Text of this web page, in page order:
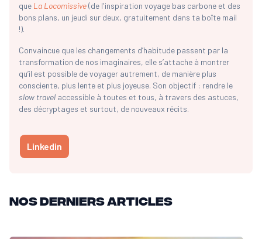
que La Locomissive(de l'inspiration voyage bas carbone et des
bons plans, un jeudi sur deux, gratuitement dans ta boîte mail
!).
Convaincue que les changements d’habitude passent par la
transformation de nos imaginaires, elle s’attache à montrer
qu’il est possible de voyager autrement, de manière plus
consciente, plus lente et plus joyeuse. Son objectif : rendre le
slow travel accessible à toutes et tous, à travers des astuces,
des décryptages et surtout, de nouveaux récits.
Linkedin
Nos derniers articles